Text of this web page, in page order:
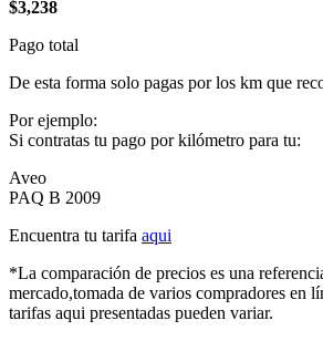
$3,238
Pago total
De esta forma solo pagas por los km que
Por ejemplo:
Si contratas tu pago por kilómetro para tu:
Aveo
PAQ B 2009
Encuentra tu tarifa aqui
*La comparación de precios es una
mercado,tomada de varios compradores en
tarifas aqui presentadas pueden variar.